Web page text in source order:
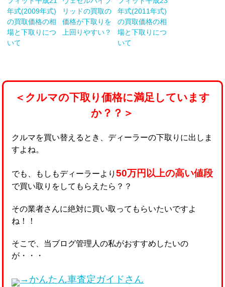
年式(2009年式)
の買取価格の相
場と下取りにつ
いて
リッドの買取の
価格が下取りを
上回りやすい？
年式(2011年式)
の買取価格の相
場と下取りにつ
いて
＜クルマの下取り価格に満足しています
か？？＞
クルマを買い替えるとき、ディーラーの下取りに出しま
すよね。
でも、もしもディーラーより50万円以上の高い値段
で買い取りをしてもらえたら？？
その業者さんに絶対に買い取ってもらいたいですよ
ね！！
そこで、当ブログ管理人の私がおすすめしたいの
が・・・
→かんたん車査定ガイドさん